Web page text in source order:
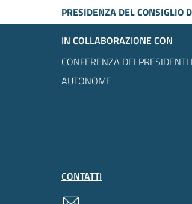
PRESIDENZA DEL CONSIGLIO
IN COLLABORAZIONE CON
CONFERENZA DEI
AUTONOME
CONTATTI